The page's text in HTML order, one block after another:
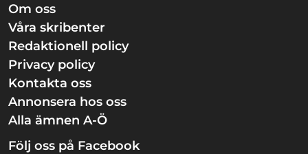
Om oss
Våra skribenter
Redaktionell policy
Privacy policy
Kontakta oss
Annonsera hos oss
Alla ämnen A-Ö
Följ oss på Facebook